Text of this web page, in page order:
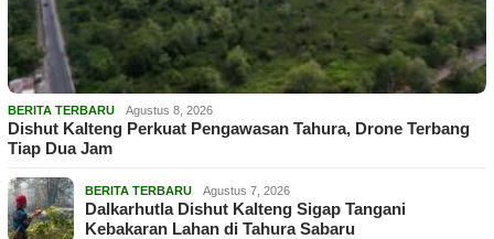
BERITA TERBARU Agustus 8, 2026
Dishut Kalteng Perkuat Pengawasan Tahura, Drone Terbang
Tiap Dua Jam
BERITA TERBARU Agustus 7, 2026
Dalkarhutla Dishut Kalteng Sigap Tangani
Kebakaran Lahan di Tahura Sabaru